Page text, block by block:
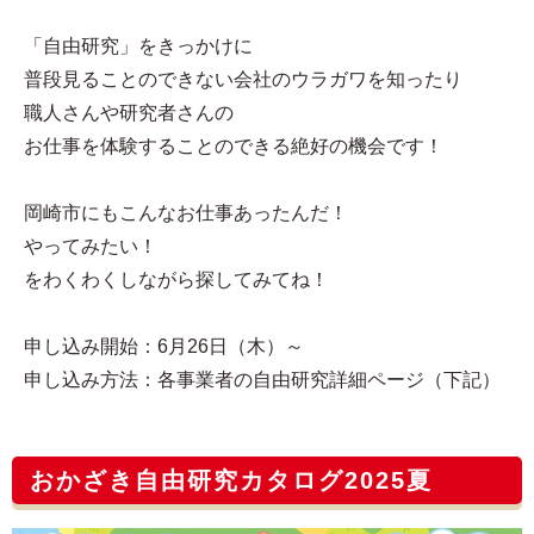
「自由研究」をきっかけに
普段見ることのできない会社のウラガワを知ったり
職人さんや研究者さんの
お仕事を体験することのできる絶好の機会です！
岡崎市にもこんなお仕事あったんだ！
やってみたい！
をわくわくしながら探してみてね！
申し込み開始：6月26日（木）～
申し込み方法：各事業者の自由研究詳細ページ（下記）
おかざき自由研究カタログ2025夏